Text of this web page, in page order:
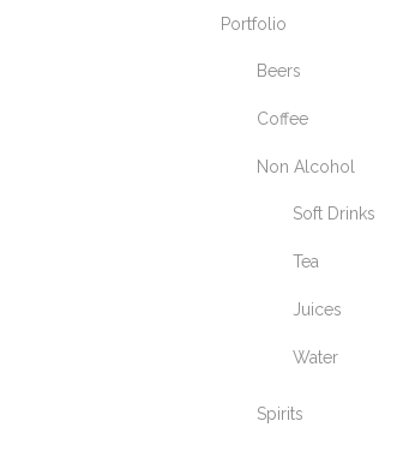
Portfolio
Beers
Coffee
Non Alcohol
Soft Drinks
Tea
Juices
Water
Spirits